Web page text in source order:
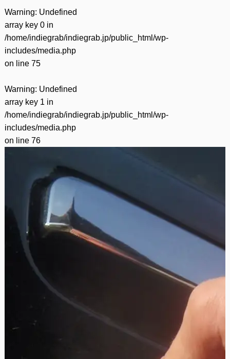
Warning: Undefined
array key 0 in
/home/indiegrab/indiegrab.jp/public_html/wp-
includes/media.php
on line 75
Warning: Undefined
array key 1 in
/home/indiegrab/indiegrab.jp/public_html/wp-
includes/media.php
on line 76